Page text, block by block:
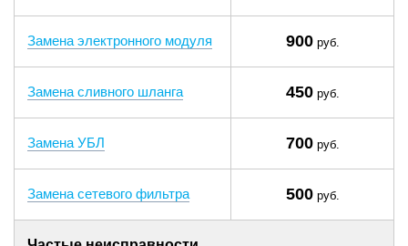
Замена электронного модуля 900руб.
Замена сливного шланга 450руб.
Замена УБЛ 700руб.
Замена сетевого фильтра 500руб.